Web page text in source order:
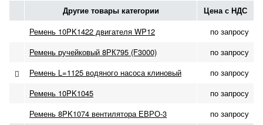
Другие товары категории Цена с НДС
Ремень 10PK1422 двигателя WP12
по запросу
Ремень ручейковый 8РК795 (F3000)
по запросу
Ремень L=1125 водяного насоса клиновый
по запросу
Ремень 10PK1045
по запросу
Ремень 8PK1074 вентилятора ЕВРО-3
по запросу